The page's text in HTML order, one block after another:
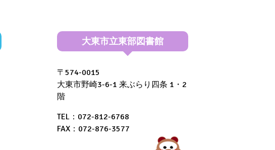
大東市立東部図書館
〒574-0015
大東市野崎3-6-1 来ぶらり四条 1・2
階
TEL：072-812-6768
FAX：072-876-3577